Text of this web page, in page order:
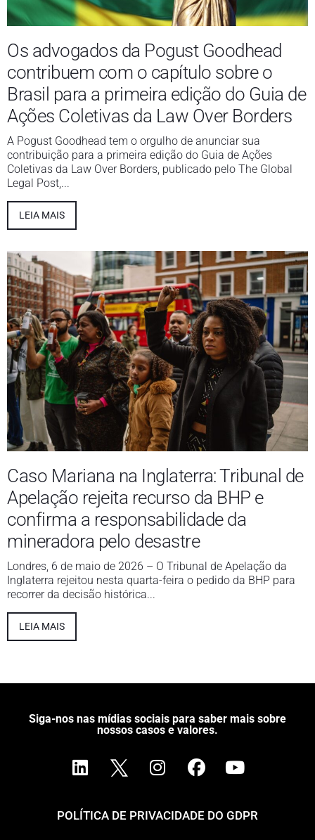
Os advogados da Pogust Goodhead
contribuem com o capítulo sobre o
Brasil para a primeira edição do Guia de
Ações Coletivas da Law Over Borders
A Pogust Goodhead tem o orgulho de anunciar sua
contribuição para a primeira edição do Guia de Ações
Coletivas da Law Over Borders, publicado pelo The Global
Legal Post,...
LEIA MAIS
Caso Mariana na Inglaterra: Tribunal de
Apelação rejeita recurso da BHP e
confirma a responsabilidade da
mineradora pelo desastre
Londres, 6 de maio de 2026 – O Tribunal de Apelação da
Inglaterra rejeitou nesta quarta-feira o pedido da BHP para
recorrer da decisão histórica...
LEIA MAIS
Siga-nos nas mídias sociais para saber mais sobre
nossos casos e valores.
POLÍTICA DE PRIVACIDADE DO GDPR